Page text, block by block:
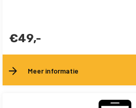
€49,-
Meer informatie